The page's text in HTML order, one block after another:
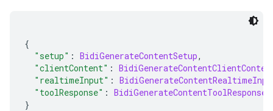
{
"setup" : BidiGenerateContentSetup,
"clientContent" :
"realtimeInput" :
"toolResponse" : BidiGenerateContentToolResponse
}